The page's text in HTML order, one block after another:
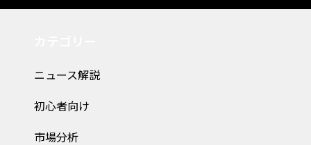
ニュース解説
初心者向け
市場分析